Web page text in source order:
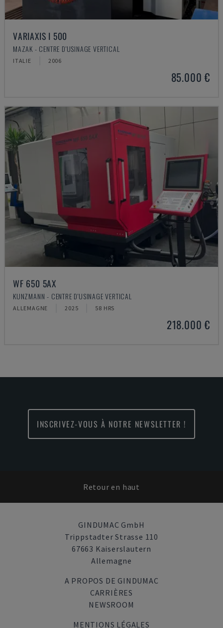
VARIAXIS I 500
MAZAK - CENTRE D'USINAGE VERTICAL
ITALIE 2006
85.000 €
WF 650 5AX
KUNZMANN - CENTRE D'USINAGE VERTICAL
ALLEMAGNE 2025 58 HRS
218.000 €
INSCRIVEZ-VOUS À NOTRE NEWSLETTER !
Retour en haut
GINDUMAC GmbH
Trippstadter Strasse 110
67663 Kaiserslautern
Allemagne
A PROPOS DE GINDUMAC
CARRIÈRES
NEWSROOM
MENTIONS LÉGALES